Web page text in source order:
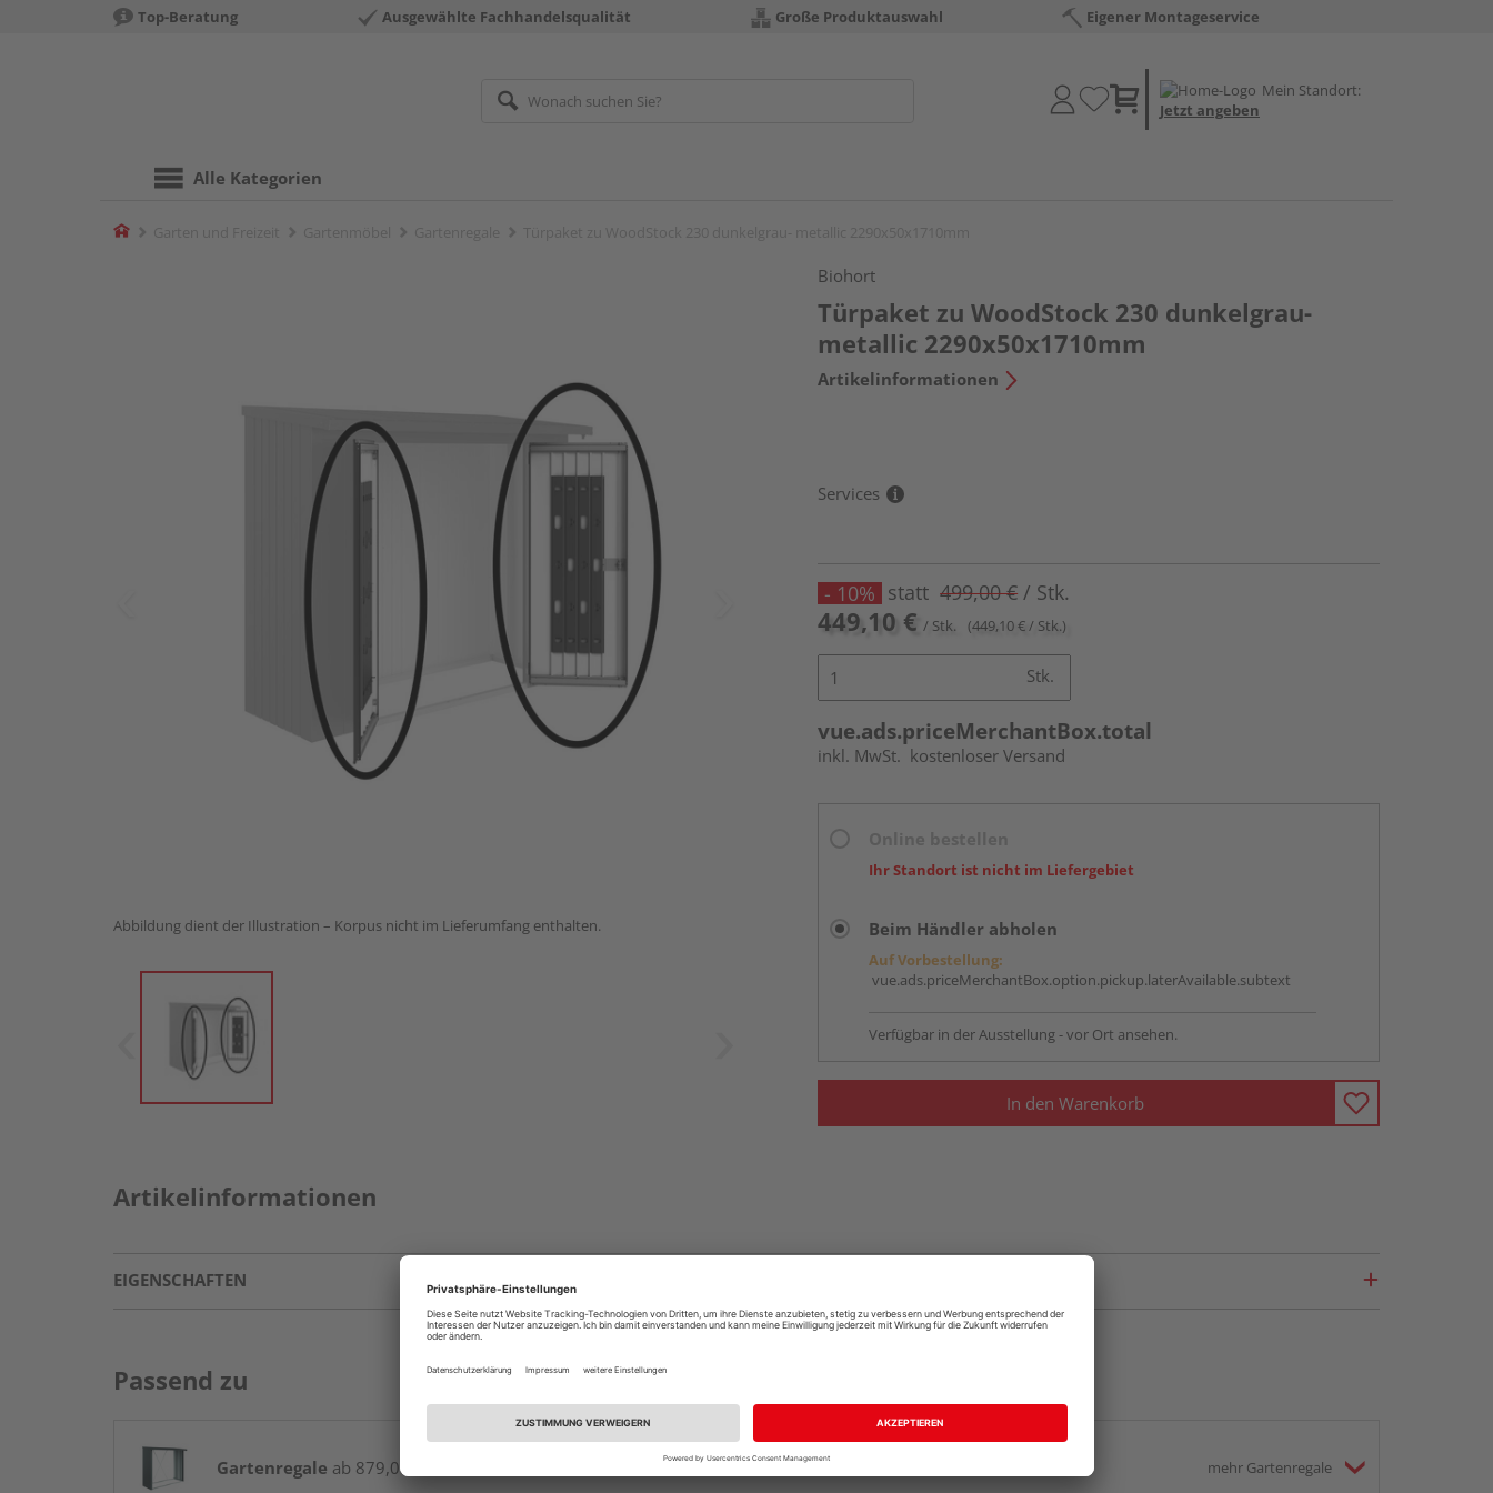
Top-Beratung Ausgewählte Fachhandelsqualität Große Produktauswahl Eigener Montageservice
Mein Standort:
Jetzt angeben
Alle Kategorien
Home
Abbildung dient der Illustration – Korpus nicht im Lieferumfang enthalten.
Biohort
Türpaket zu WoodStock 230 dunkelgrau-
metallic 2290x50x1710mm
Artikelinformationen
Services
- 10% statt 499,00 € / Stk.
449,10 € / Stk. (449,10 € / Stk.)
Stk.
vue.ads.priceMerchantBox.total
inkl. MwSt. kostenloser Versand
Ihr Standort ist nicht im Liefergebiet
Beim Händler abholen
Auf Vorbestellung:
vue.ads.priceMerchantBox.option.pickup.laterAvailable.subtext
Verfügbar in der Ausstellung - vor Ort ansehen.
In den Warenkorb
Artikelinformationen
EIGENSCHAFTEN
Passend zu
Gartenregale ab 879,01 € / Stk. mehr Gartenregale